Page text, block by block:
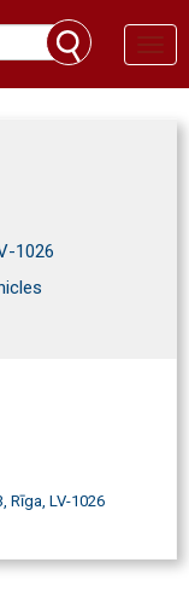
1026
Rīga, LV-1026